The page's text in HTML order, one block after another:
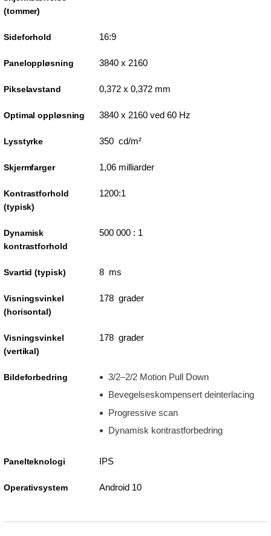
(tommer)
Sideforhold 16:9
Paneloppløsning 3840 x 2160
Pikselavstand 0,372 x 0,372 mm
Optimal oppløsning 3840 x 2160 ved 60 Hz
Lysstyrke 350 cd/m²
Skjermfarger 1,06 milliarder
Kontrastforhold
(typisk)
1200:1
Dynamisk
kontrastforhold
500 000 : 1
Svartid (typisk) 8 ms
Visningsvinkel
(horisontal)
178 grader
Visningsvinkel
(vertikal)
178 grader
Bildeforbedring
3/2–2/2 Motion Pull Down
Bevegelseskompensert deinterlacing
Progressive scan
Dynamisk kontrastforbedring
Panelteknologi IPS
Operativsystem Android 10